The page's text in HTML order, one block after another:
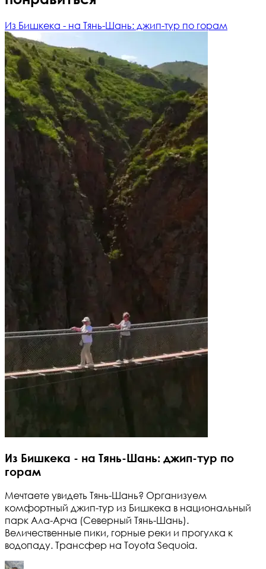
Из Бишкека - на Тянь-Шань: джип-тур по горам
Из Бишкека - на Тянь-Шань: джип-тур по
горам
Мечтаете увидеть Тянь-Шань? Организуем
комфортный джип-тур из Бишкека в национальный
парк Ала-Арча (Северный Тянь-Шань).
Величественные пики, горные реки и прогулка к
водопаду. Трансфер на Toyota Sequoia.